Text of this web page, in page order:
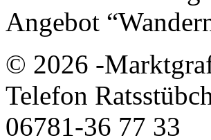
Angebot
© 2026 -
Telefon
06781-36 77 33